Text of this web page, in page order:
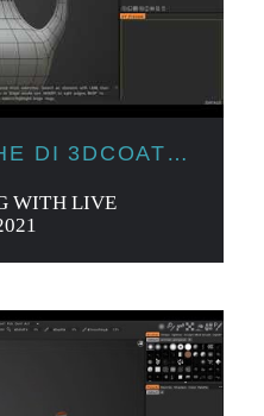
DI 3DCOAT
WITH LIVE